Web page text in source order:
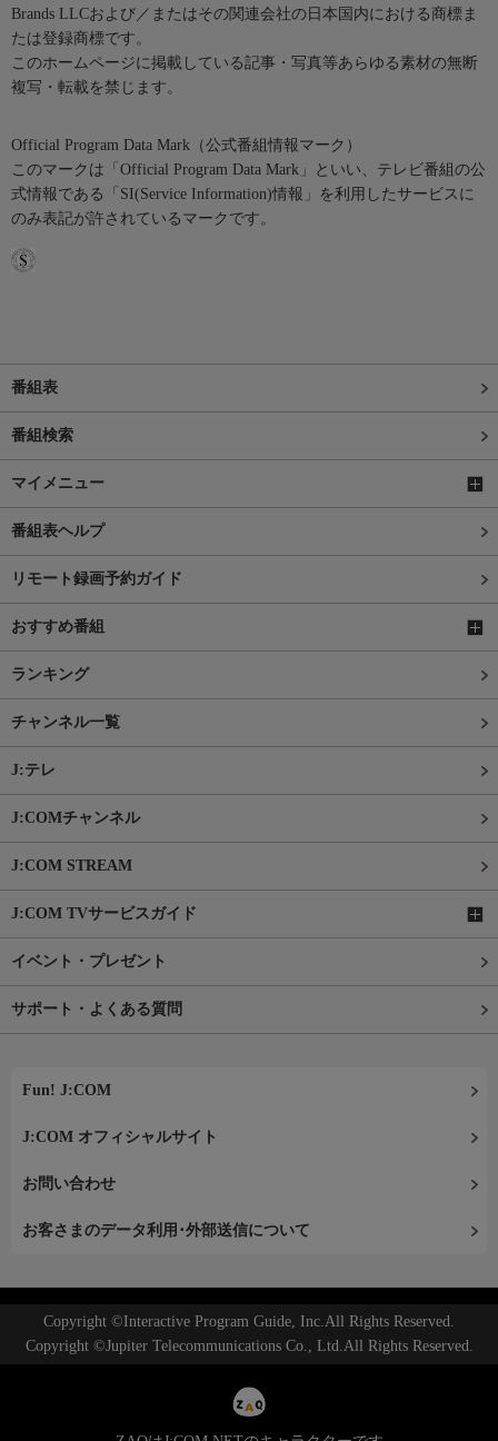
Brands LLCおよび／またはその関連会社の日本国内における商標ま
たは登録商標です。
このホームページに掲載している記事・写真等あらゆる素材の無断
複写・転載を禁じます。
Official Program Data Mark（公式番組情報マーク）
このマークは「Official Program Data Mark」といい、テレビ番組の公
式情報である「SI(Service Information)情報」を利用したサービスに
のみ表記が許されているマークです。
番組表
番組検索
マイメニュー
番組表ヘルプ
リモート録画予約ガイド
おすすめ番組
ランキング
チャンネル一覧
J:テレ
J:COMチャンネル
J:COM STREAM
J:COM TVサービスガイド
イベント・プレゼント
サポート・よくある質問
Fun! J:COM
J:COM オフィシャルサイト
お問い合わせ
お客さまのデータ利用･外部送信について
Copyright ©Interactive Program Guide, Inc.All Rights Reserved.
Copyright ©Jupiter Telecommunications Co., Ltd.All Rights Reserved.